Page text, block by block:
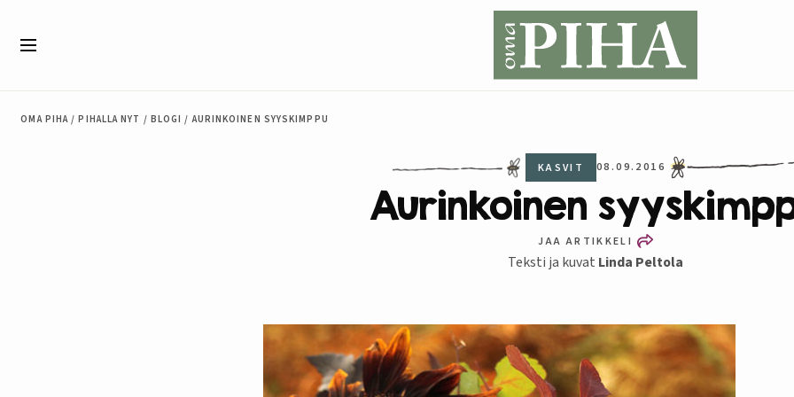
OMA PIHA / PIHALLA NYT / BLOGI / AURINKOINEN SYYSKIMPPU
KASVIT 08.09.2016
Aurinkoinen
JAA ARTIKKELI
Teksti ja kuvat Linda Peltola